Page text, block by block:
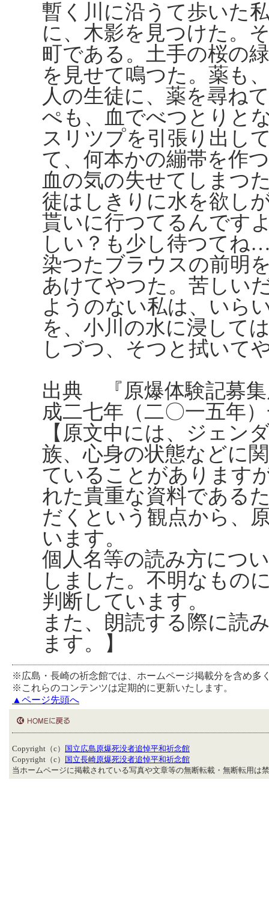
暫く川に沿うて歩いた
に、木影を見つけた。
町である。土手の桜の
を見せて鳴つた。薬も
人の生徒に、薬を尋ね
ぺも、血でべつとりと
スリツプを引張り出し
て、何本かの繃帯を作
血の気の失せてしまつ
徒はしきりに水を欲し
貰いに行つてるんです
しい？も少し待つてね
染つたブラウスの前明
あけてやつた。苦しい
ようのない私は、いら
を、小川の水に浸して
しづつ、そつと拭いて
出典 『原爆体験記募
成二七年（二〇一五年
【原文中には、ジェン
族、心身の状態などに
ていることがあります
れた貴重な資料である
だくという観点から、
います。
個人名等の読み方につ
しました。不明なもの
判断しています。
また、朗読する際に読
ます。】
※広島・長崎の祈念館では、ホームページ掲載分を含め多
※これらのコンテンツは定期的に更新いたします。
▲ページ先頭へ
Copyright（c）
国立広島原爆死没者追悼平和祈念館
Copyright（c）
国立長崎原爆死没者追悼平和祈念館
当ホームページに掲載されている写真や文章等の無断転載・無断転用は